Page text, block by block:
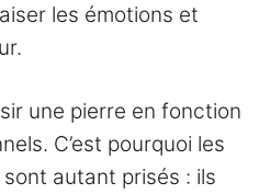
les émotions et
une pierre en fonction
C’est pourquoi les
autant prisés : ils